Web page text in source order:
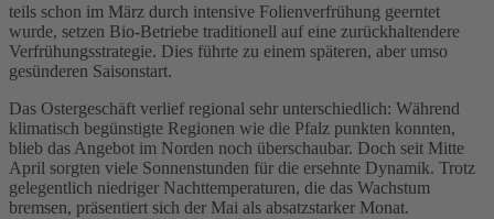
teils schon im März durch intensive Folienverfrühung geerntet
wurde, setzen Bio-Betriebe traditionell auf eine zurückhaltendere
Verfrühungsstrategie. Dies führte zu einem späteren, aber umso
gesünderen Saisonstart.
Das Ostergeschäft verlief regional sehr unterschiedlich: Während
klimatisch begünstigte Regionen wie die Pfalz punkten konnten,
blieb das Angebot im Norden noch überschaubar. Doch seit Mitte
April sorgten viele Sonnenstunden für die ersehnte Dynamik. Trotz
gelegentlich niedriger Nachttemperaturen, die das Wachstum
bremsen, präsentiert sich der Mai als absatzstarker Monat.